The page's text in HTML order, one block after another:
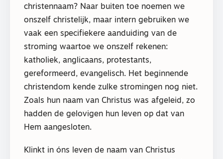
christennaam? Naar buiten toe noemen we
onszelf christelijk, maar intern gebruiken we
vaak een specifiekere aanduiding van de
stroming waartoe we onszelf rekenen:
katholiek, anglicaans, protestants,
gereformeerd, evangelisch. Het beginnende
christendom kende zulke stromingen nog niet.
Zoals hun naam van Christus was afgeleid, zo
hadden de gelovigen hun leven op dat van
Hem aangesloten.
Klinkt in óns leven de naam van Christus